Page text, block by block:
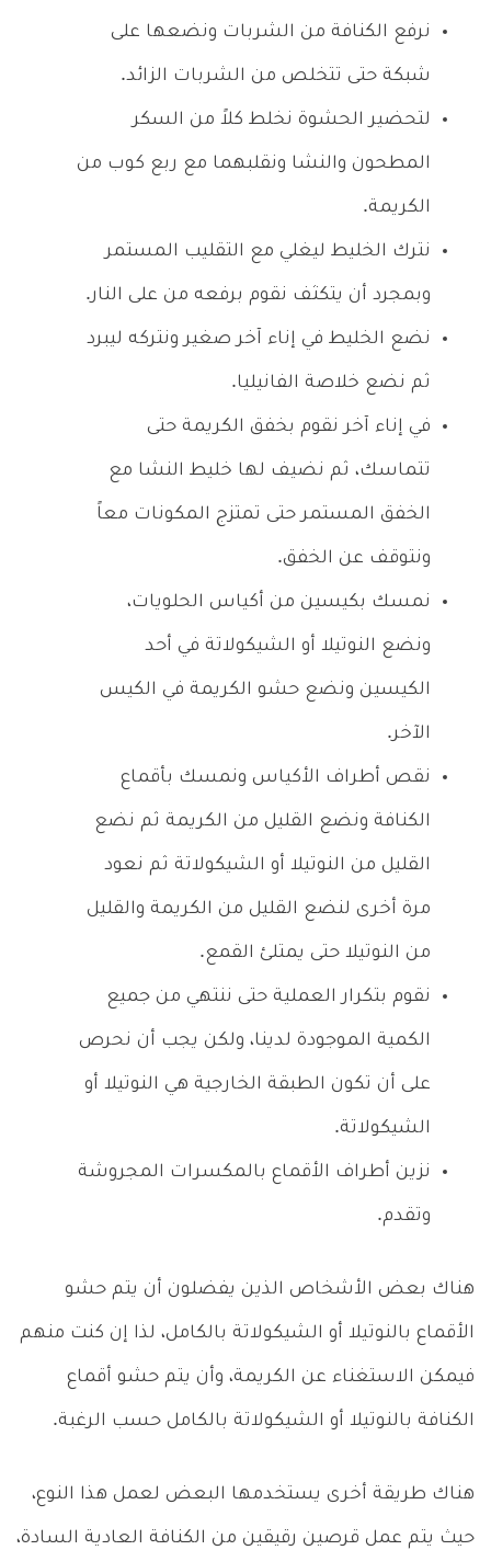
نرفع الكنافة من الشربات ونضعها على
شبكة حتى تتخلص من الشربات الزائد.
لتحضير الحشوة نخلط كلاً من السكر
المطحون والنشا ونقلبهما مع ربع كوب من
الكريمة.
نترك الخليط ليغلي مع التقليب المستمر
وبمجرد أن يتكثف نقوم برفعه من على النار.
نضع الخليط في إناء آخر صغير ونتركه ليبرد
ثم نضع خلاصة الفانيليا.
في إناء آخر نقوم بخفق الكريمة حتى
تتماسك، ثم نضيف لها خليط النشا مع
الخفق المستمر حتى تمتزج المكونات معاً
ونتوقف عن الخفق.
نمسك بكيسين من أكياس الحلويات،
ونضع النوتيلا أو الشيكولاتة في أحد
الكيسين ونضع حشو الكريمة في الكيس
الآخر.
نقص أطراف الأكياس ونمسك بأقماع
الكنافة ونضع القليل من الكريمة ثم نضع
القليل من النوتيلا أو الشيكولاتة ثم نعود
مرة أخرى لنضع القليل من الكريمة والقليل
من النوتيلا حتى يمتلئ القمع.
نقوم بتكرار العملية حتى ننتهي من جميع
الكمية الموجودة لدينا، ولكن يجب أن نحرص
على أن تكون الطبقة الخارجية هي النوتيلا أو
الشيكولاتة.
نزين أطراف الأقماع بالمكسرات المجروشة
وتقدم.
هناك بعض الأشخاص الذين يفضلون أن يتم حشو
الأقماع بالنوتيلا أو الشيكولاتة بالكامل، لذا إن كنت منهم
فيمكن الاستغناء عن الكريمة، وأن يتم حشو أقماع
الكنافة بالنوتيلا أو الشيكولاتة بالكامل حسب الرغبة.
هناك طريقة أخرى يستخدمها البعض لعمل هذا النوع،
حيث يتم عمل قرصين رقيقين من الكنافة العادية السادة،